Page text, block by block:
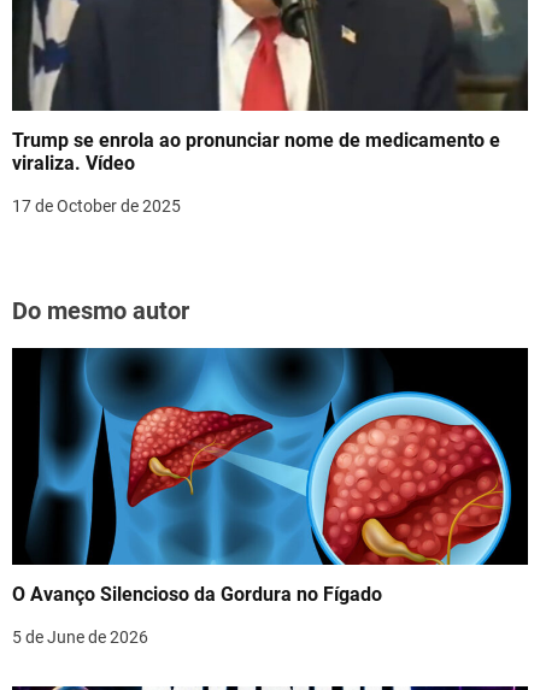
Trump se enrola ao pronunciar nome de medicamento e
viraliza. Vídeo
17 de October de 2025
Do mesmo autor
O Avanço Silencioso da Gordura no Fígado
5 de June de 2026